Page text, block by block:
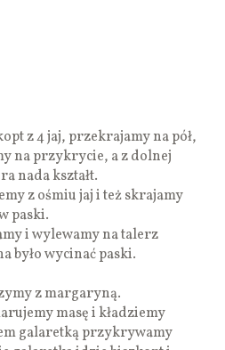
z 4 jaj, przekrajamy na pół,
na przykrycie, a z dolnej
nada kształt.
z ośmiu jaj i też skrajamy
paski.
i wylewamy na talerz
było wycinać paski.
z margaryną.
masę i kładziemy
galaretką przykrywamy